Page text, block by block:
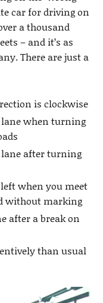
car for driving on
a thousand
– and it’s as
There are just a
is clockwise
lane when turning
lane after turning
when you meet
without marking
after a break on
than usual